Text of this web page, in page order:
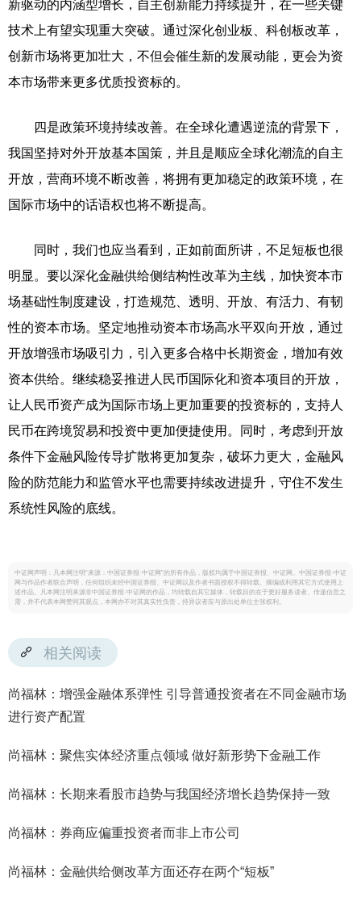
新驱动的内涵型增长，自主创新能力持续提升，在一些关键
技术上有望实现重大突破。通过深化创业板、科创板改革，
创新市场将更加壮大，不但会催生新的发展动能，更会为资
本市场带来更多优质投资标的。
四是政策环境持续改善。在全球化遭遇逆流的背景下，
我国坚持对外开放基本国策，并且是顺应全球化潮流的自主
开放，营商环境不断改善，将拥有更加稳定的政策环境，在
国际市场中的话语权也将不断提高。
同时，我们也应当看到，正如前面所讲，不足短板也很
明显。要以深化金融供给侧结构性改革为主线，加快资本市
场基础性制度建设，打造规范、透明、开放、有活力、有韧
性的资本市场。坚定地推动资本市场高水平双向开放，通过
开放增强市场吸引力，引入更多合格中长期资金，增加有效
资本供给。继续稳妥推进人民币国际化和资本项目的开放，
让人民币资产成为国际市场上更加重要的投资标的，支持人
民币在跨境贸易和投资中更加便捷使用。同时，考虑到开放
条件下金融风险传导扩散将更加复杂，破坏力更大，金融风
险的防范能力和监管水平也需要持续改进提升，守住不发生
系统性风险的底线。
中证网声明：凡本网注明“来源：中国证券报·中证网”的所有作品，版权均属于中国证券报、中证网。中国证券报·中证
网与作品作者联合声明，任何组织未经中国证券报、中证网以及作者书面授权不得转载、摘编或利用其它方式使用上
述作品。凡本网注明来源非中国证券报·中证网的作品，均转载自其它媒体，转载目的在于更好服务读者、传递信息之
需，并不代表本网赞同其观点，本网亦不对其真实性负责，持异议者应与原出处单位主张权利。
相关阅读
尚福林：增强金融体系弹性 引导普通投资者在不同金融市场
进行资产配置
尚福林：聚焦实体经济重点领域 做好新形势下金融工作
尚福林：长期来看股市趋势与我国经济增长趋势保持一致
尚福林：券商应偏重投资者而非上市公司
尚福林：金融供给侧改革方面还存在两个“短板”